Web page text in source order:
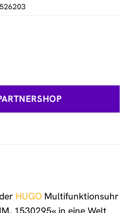
HUGO Multifunktionsuhr